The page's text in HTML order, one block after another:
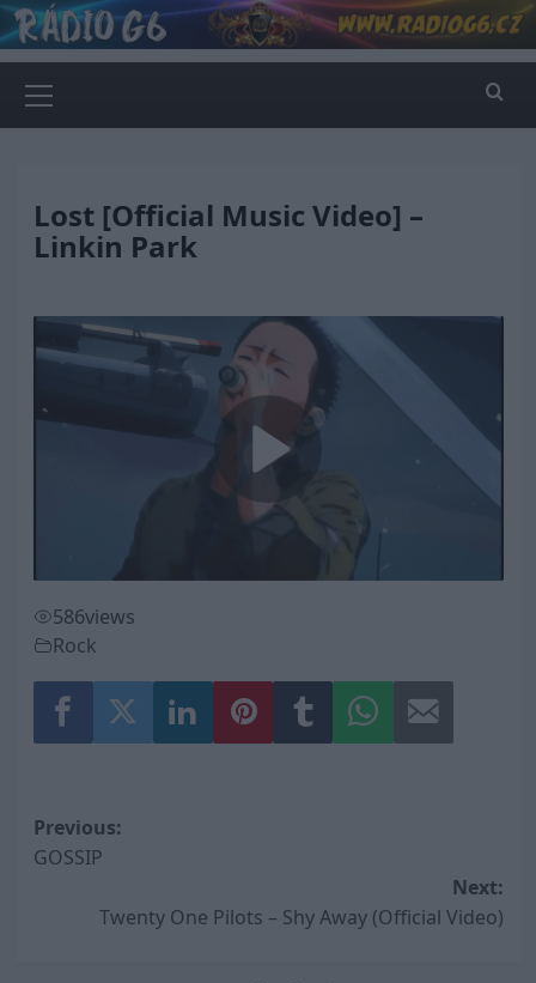
Skip
to
content
Menu
Lost [Official Music Video] –
Linkin Park
Play
Video
586views
Rock
Post
navigation
Previous:
GOSSIP
Next:
Twenty One Pilots – Shy Away (Official Video)